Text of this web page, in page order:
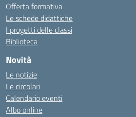
Offerta formativa
Le schede didattiche
I progetti delle classi
Biblioteca
Novità
Le notizie
Le circolari
Calendario eventi
Albo online